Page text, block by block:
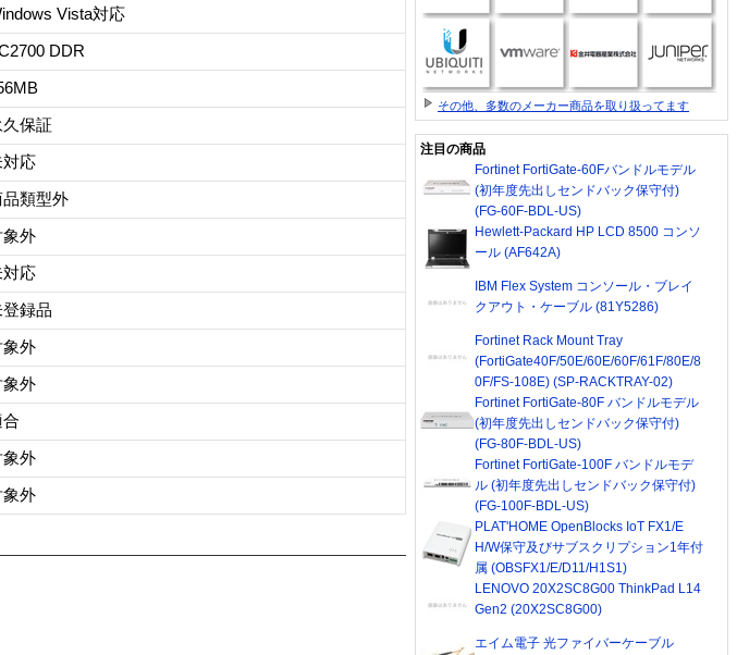
Vista対応
DDR
久保証
対応
品類型外
象外
対応
登録品
象外
象外
象外
象外
その他、多数のメーカー商品を取り扱ってます
注目の商品
Fortinet FortiGate-60Fバンドルモデル
(初年度先出しセンドバック保守付)
(FG-60F-BDL-US)
Hewlett-Packard HP LCD 8500 コンソ
ール (AF642A)
IBM Flex System コンソール・ブレイ
クアウト・ケーブル (81Y5286)
Fortinet Rack Mount Tray
(FortiGate40F/50E/60E/60F/61F/80E/8
0F/FS-108E) (SP-RACKTRAY-02)
Fortinet FortiGate-80F バンドルモデル
(初年度先出しセンドバック保守付)
(FG-80F-BDL-US)
Fortinet FortiGate-100F バンドルモデ
ル (初年度先出しセンドバック保守付)
(FG-100F-BDL-US)
PLAT'HOME OpenBlocks IoT FX1/E
H/W保守及びサブスクリプション1年付
属 (OBSFX1/E/D11/H1S1)
LENOVO 20X2SC8G00 ThinkPad L14
Gen2 (20X2SC8G00)
エイム電子 光ファイバーケーブル